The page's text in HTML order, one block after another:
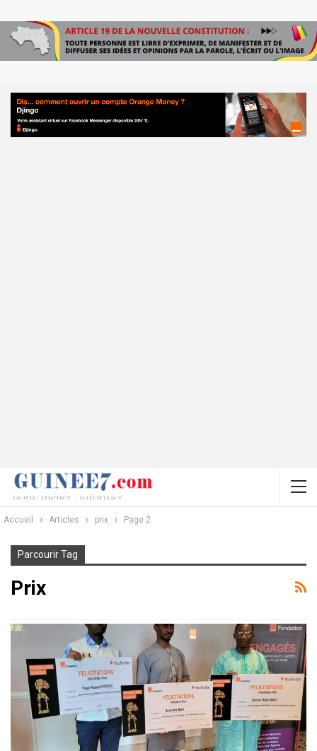
Accueil Articles prix Page 2
Parcourir Tag
Prix